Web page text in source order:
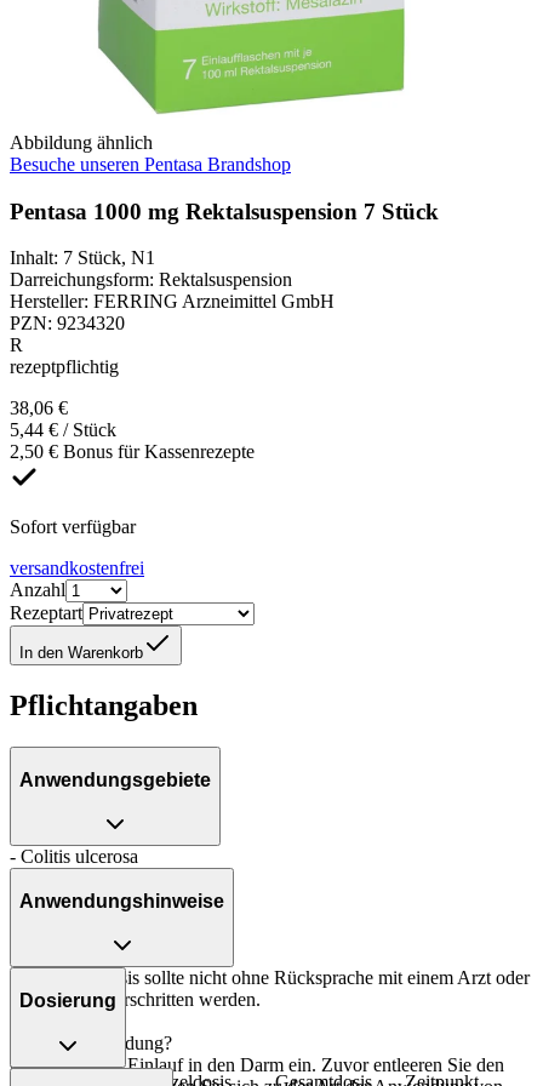
Abbildung ähnlich
Besuche unseren Pentasa Brandshop
Pentasa 1000 mg Rektalsuspension 7 Stück
Inhalt: 7 Stück, N1
Darreichungsform: Rektalsuspension
Hersteller: FERRING Arzneimittel GmbH
PZN: 9234320
R
rezeptpflichtig
38,06 €
5,44 € / Stück
2,50 € Bonus für Kassenrezepte
Sofort verfügbar
versandkostenfrei
Anzahl
Rezeptart
In den Warenkorb
Pflichtangaben
Anwendungsgebiete
- Colitis ulcerosa
Anwendungshinweise
Die Gesamtdosis sollte nicht ohne Rücksprache mit einem Arzt oder
Apotheker überschritten werden.
Art der Anwendung?
Geben Sie den Einlauf in den Darm ein. Zuvor entleeren Sie den
Dosierung
Einzeldosis Gesamtdosis
Zeitpunkt